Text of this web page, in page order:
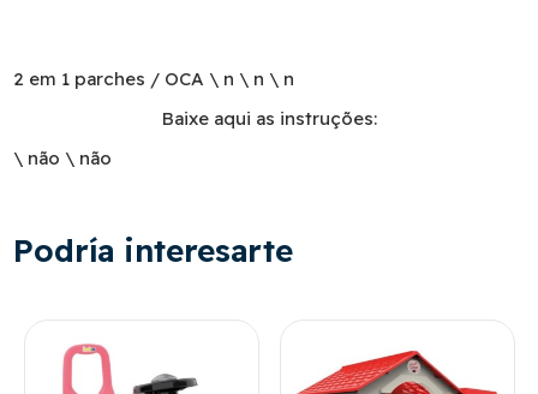
2 em 1 parches / OCA \ n \ n \ n
Baixe aqui as instruções:
\ não \ não
Podría interesarte